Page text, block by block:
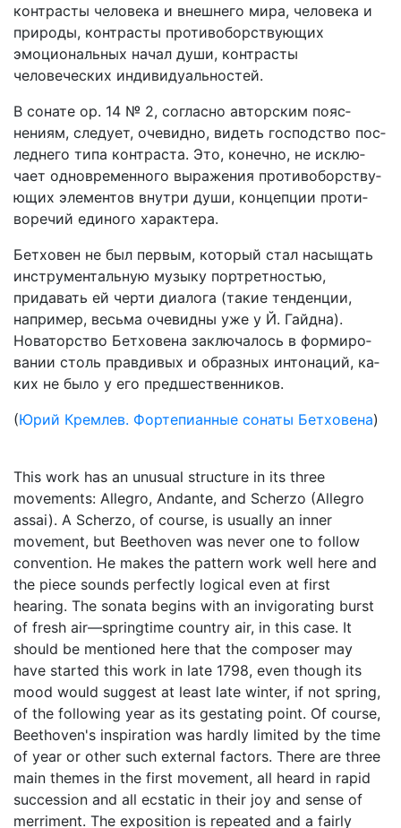
контрасты человека и внешнего мира, человека и
природы, контрасты противоборствующих
эмоцио­нальных начал души, контрасты
человеческих ин­дивидуальностей.
В сонате op. 14 № 2, согласно авторским пояс­
нениям, следует, очевидно, видеть господство пос­
леднего типа контраста. Это, конечно, не исклю­
чает одновременного выражения противоборству­
ющих элементов внутри души, концепции проти­
воречий единого характера.
Бетховен не был первым, который стал насы­щать
инструментальную музыку портретностью,
придавать eй черти диалога (такие тенденции,
например, весьма очевидны уже у Й. Гайдна).
Новаторство Бетховена заключалось в формиро­
вании столь правдивых и образных интонаций, ка­
ких не было у его предшественников.
(Юрий Кремлев. Фортепианные сонаты Бетховена)
This work has an unusual structure in its three
movements: Allegro, Andante, and Scherzo (Allegro
assai). A Scherzo, of course, is usually an inner
movement, but Beethoven was never one to follow
convention. He makes the pattern work well here and
the piece sounds perfectly logical even at first
hearing. The sonata begins with an invigorating burst
of fresh air—springtime country air, in this case. It
should be mentioned here that the composer may
have started this work in late 1798, even though its
mood would suggest at least late winter, if not spring,
of the following year as its gestating point. Of course,
Beethoven's inspiration was hardly limited by the time
of year or other such external factors. There are three
main themes in the first movement, all heard in rapid
succession and all ecstatic in their joy and sense of
merriment. The exposition is repeated and a fairly